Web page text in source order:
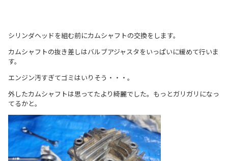
シリンダヘッドを組む前にカムシャフトの交換をします。
カムシャフトの抜き差しはバルブアジャスタをいっぱいに緩めて行いま
す。
エンジン汚すぎてゴミはいりそう・・・。
外したカムシャフトは思ってたより綺麗でした。もっとガリガリになっ
てるかと。